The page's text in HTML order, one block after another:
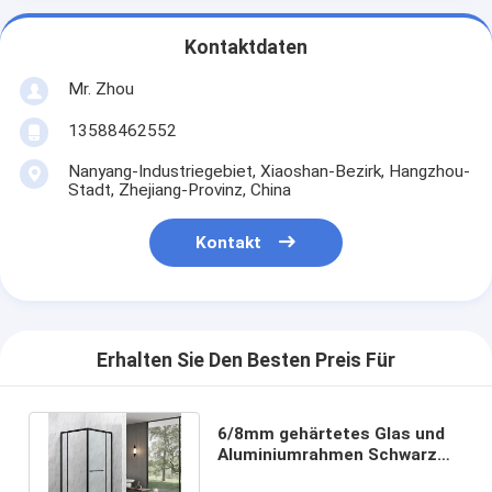
Kontaktdaten
Mr. Zhou
13588462552
Nanyang-Industriegebiet, Xiaoshan-Bezirk, Hangzhou-
Stadt, Zhejiang-Provinz, China
Kontakt
Erhalten Sie Den Besten Preis Für
6/8mm gehärtetes Glas und
Aluminiumrahmen Schwarz